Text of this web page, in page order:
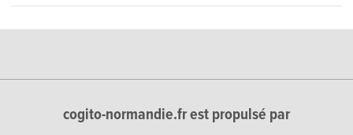
cogito-normandie.fr est propulsé par